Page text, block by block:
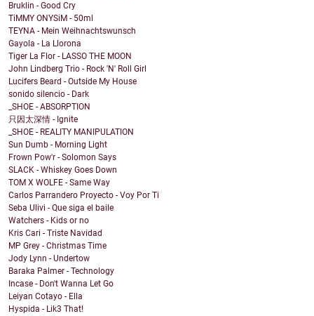
Bruklin - Good Cry
TiMMY ONYSiM - 50ml
TEYNA - Mein Weihnachtswunsch
Gayola - La Llorona
Tiger La Flor - LASSO THE MOON
John Lindberg Trio - Rock 'N' Roll Girl
Lucifers Beard - Outside My House
sonido silencio - Dark
_SHOE - ABSORPTION
只因太深情 - Ignite
_SHOE - REALITY MANIPULATION
Sun Dumb - Morning Light
Frown Pow'r - Solomon Says
SLACK - Whiskey Goes Down
TOM X WOLFE - Same Way
Carlos Parrandero Proyecto - Voy Por Ti
Seba Ulivi - Que siga el baile
Watchers - Kids or no
Kris Cari - Triste Navidad
MP Grey - Christmas Time
Jody Lynn - Undertow
Baraka Palmer - Technology
Incase - Don't Wanna Let Go
Leiyan Cotayo - Ella
Hyspida - Lik3 That!